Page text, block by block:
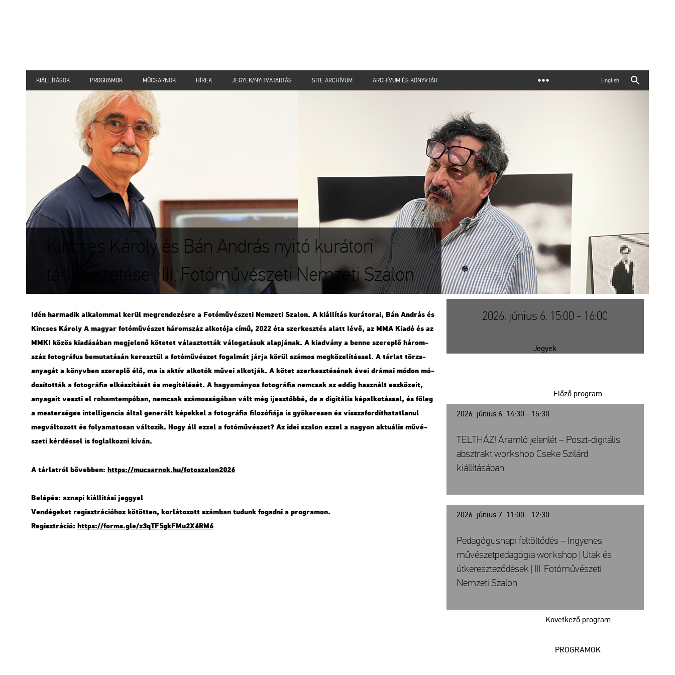
KIÁLLÍTÁSOK PROGRAMOK MŰCSARNOK HÍREK JEGYEK/NYITVATARTÁS SITE ARCHÍVUM ARCHÍVUM ÉS KÖNYVTÁR English
Kincses Károly és Bán András nyitó kurátori
tárlatvezetése | III. Fotóművészeti Nemzeti Szalon
Idén har­ma­dik al­ka­lom­mal kerül meg­ren­de­zés­re a Fo­tó­mű­vé­sze­ti Nem­ze­ti Sza­lon. A ki­ál­lí­tás ku­rá­to­rai, Bán And­rás és
Kin­cses Ká­roly A ma­gyar fo­tó­mű­vé­szet há­rom­száz al­ko­tó­ja című, 2022 óta szer­kesz­tés alatt lévő, az MMA Kiadó és az
MMKI közös ki­adá­sá­ban meg­je­le­nő kö­te­tet vá­lasz­tot­ták vá­lo­ga­tá­suk alap­já­nak. A ki­ad­vány a benne sze­rep­lő há­rom­
száz fo­tog­rá­fus be­mu­ta­tá­sán ke­resz­tül a fo­tó­mű­vé­szet fo­gal­mát járja körül szá­mos meg­kö­ze­lí­tés­sel. A tár­lat törzs­
anya­gát a könyv­ben sze­rep­lő élő, ma is aktív al­ko­tók művei al­kot­ják. A kötet szer­kesz­té­sé­nek évei drá­mai módon mó­
do­sí­tot­ták a fo­tog­rá­fia el­ké­szí­té­sét és meg­íté­lé­sét. A ha­gyo­má­nyos fo­tog­rá­fia nem­csak az eddig hasz­nált esz­kö­ze­it,
anya­ga­it vesz­ti el ro­ham­tem­pó­ban, nem­csak szá­mos­sá­gá­ban vált még ijesz­tőb­bé, de a di­gi­tá­lis kép­al­ko­tás­sal, és főleg
a mes­ter­sé­ges in­tel­li­gen­cia által ge­ne­rált ké­pek­kel a fo­tog­rá­fia fi­lo­zó­fi­á­ja is gyö­ke­re­sen és vissza­for­dít­ha­tat­la­nul
meg­vál­to­zott és fo­lya­ma­to­san vál­to­zik. Hogy áll ezzel a fo­tó­mű­vé­szet? Az idei sza­lon ezzel a na­gyon ak­tu­á­lis mű­vé­
sze­ti kér­dés­sel is fog­lal­koz­ni kíván.
A tár­lat­ról bő­veb­ben: https://​mu­csar­nok.​hu/​fot​osza​lon2​026
Be­lé­pés: az­na­pi ki­ál­lí­tá­si jeggyel
Ven­dé­ge­ket re­giszt­rá­ci­ó­hoz kö­töt­ten, kor­lá­to­zott szám­ban tu­dunk fo­gad­ni a prog­ra­mon.
Re­giszt­rá­ció: https://​forms.​gle/​z3q​TF5g​kFMu​2X6R​M6
2026. június 6. 15:00 - 16:00
Jegyek
2026. június 6. 14:30 - 15:30
Előző program
TELTHÁZ! Áramló jelenlét – Poszt-digitális
absztrakt workshop Cseke Szilárd
kiállításában
2026. június 7. 11:00 - 12:30
Következő program
Pedagógusnapi feltöltődés – Ingyenes
művészetpedagógia workshop | Utak és
útkereszteződések | III. Fotóművészeti
Nemzeti Szalon
PROGRAMOK